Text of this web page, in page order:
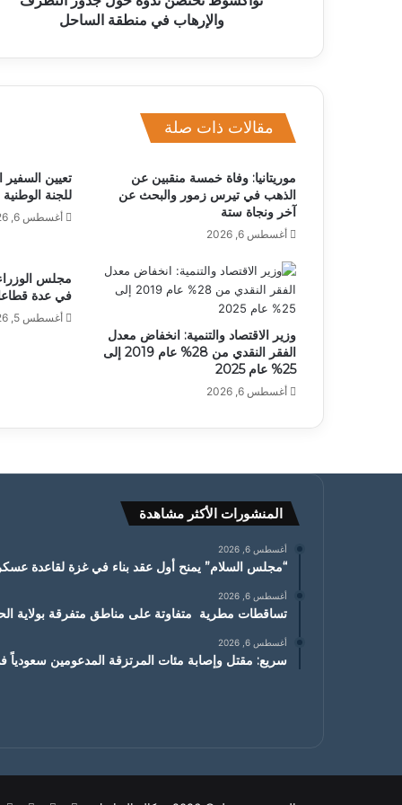
والإرهاب في منطقة الساحل
مقالات ذات صلة
موريتانيا: وفاة خمسة منقبين عن
الذهب في تيرس زمور والبحث عن
آخر ونجاة ستة
أغسطس 6, 2026
تعيين
للجنة
أغسطس 6, 2026
وزير الاقتصاد والتنمية: انخفاض معدل
الفقر النقدي من 28% عام 2019 إلى
25% عام 2025
أغسطس 6, 2026
مجلس
في عدة
أغسطس 5, 2026
المنشورات الأكثر مشاهدة
أغسطس 6, 2026
“مجلس السلام” يمنح أول عقد بناء في غزة لقاعدة
أغسطس 6, 2026
تساقطات مطرية متفاوتة على مناطق متفرقة بولاية
أغسطس 6, 2026
سريع: مقتل وإصابة مئات المرتزقة المدعومين